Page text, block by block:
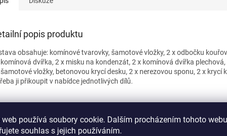
web používá soubory cookie. Dalším procházením tohoto webu
souhlas s jejich používáním.
M
A
popis produktu
obsahuje: komínové tvarovky, šamotové vložky, 2 x odbočku
dvířka, 2 x misku na kondenzát, 2 x komínová dvířka
vložky, betonovou krycí desku, 2 x nerezovou sponu, 2 x
ji přikoupit v nabídce jednotlivých dílů.